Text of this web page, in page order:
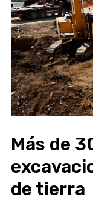
Más de
de tierra